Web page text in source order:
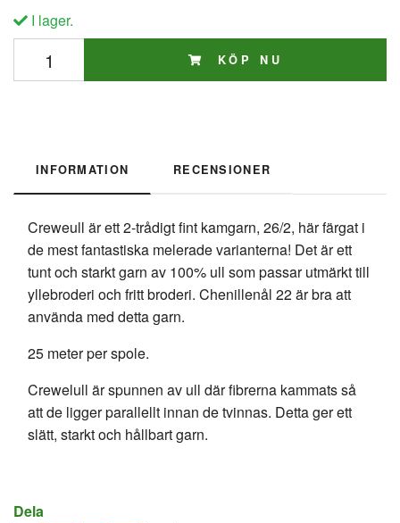
I lager.
KÖP NU
INFORMATION RECENSIONER
Creweull är ett 2-trådigt fint kamgarn, 26/2, här färgat i
de mest fantastiska melerade varianterna! Det är ett
tunt och starkt garn av 100% ull som passar utmärkt till
yllebroderi och fritt broderi. Chenillenål 22 är bra att
använda med detta garn.
25 meter per spole.
Crewelull är spunnen av ull där fibrerna kammats så
att de ligger parallellt innan de tvinnas. Detta ger ett
slätt, starkt och hållbart garn.
Dela